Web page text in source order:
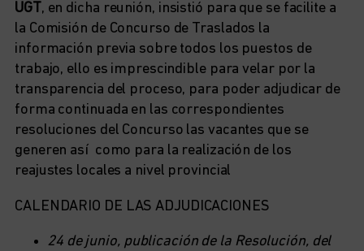
UGT , en dicha reunión, insistió para que se facilite a
la Comisión de Concurso de Traslados la
información previa sobre todos los puestos de
trabajo, ello es imprescindible para velar por la
transparencia del proceso, para poder adjudicar de
forma continuada en las correspondientes
resoluciones del Concurso las vacantes que se
generen así como para la realización de los
reajustes locales a nivel provincial
CALENDARIO DE LAS ADJUDICACIONES
24 de junio, publicación de la Resolución, del